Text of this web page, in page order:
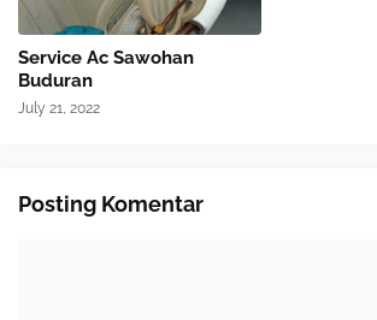
Service Ac Sawohan
Buduran
July 21, 2022
Posting Komentar